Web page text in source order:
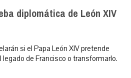
diplomática de León XIV
si el Papa León XIV pretende
de Francisco o transformarlo.